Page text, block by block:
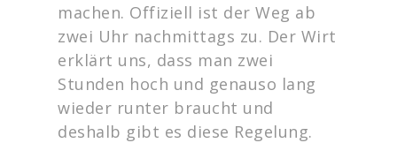
machen. Offiziell ist der Weg ab
zwei Uhr nachmittags zu. Der Wirt
erklärt uns, dass man zwei
Stunden hoch und genauso lang
wieder runter braucht und
deshalb gibt es diese Regelung.